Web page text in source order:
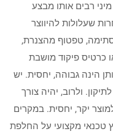
מיני רבים אותו מבצע
שעלולות להיווצר
טפטוף מהצנרת,
כרטיס פיקוד מושבת
הינה גבוהה, יחסית. יש
ולרוב, יהיה צורך
יקר, יחסית. במקרים
טכנאי מקצועי על החלפת